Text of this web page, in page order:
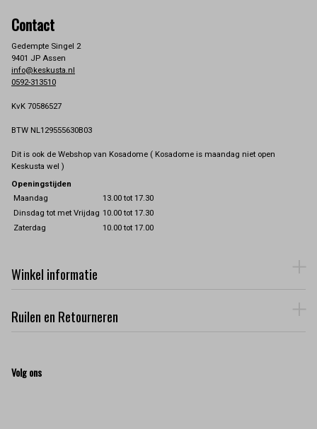
Contact
Gedempte Singel 2
9401 JP Assen
info@keskusta.nl
0592-313510
KvK 70586527
BTW NL129555630B03
Dit is ook de Webshop van Kosadome ( Kosadome is maandag niet open
Keskusta wel )
Openingstijden
Maandag
13.00 tot 17.30
Dinsdag tot met Vrijdag 10.00 tot 17.30
Zaterdag
10.00 tot 17.00
Winkel informatie
Ruilen en Retourneren
Volg ons